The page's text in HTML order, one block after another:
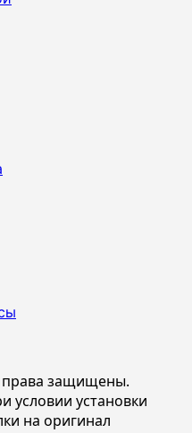
защищены.
условии установки
на оригинал